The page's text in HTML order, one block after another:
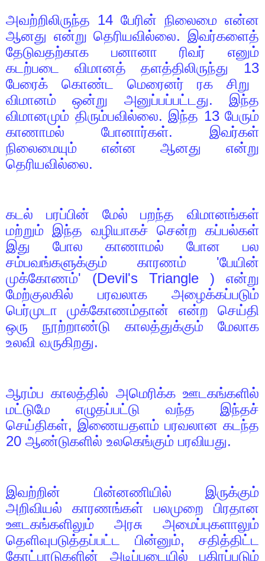
அவற்றிலிருந்த 14 பேரின் நிலைமை என்ன
ஆனது என்று தெரியவில்லை. இவர்களைத்
தேடுவதற்காக பனானா ரிவர் எனும்
கடற்படை விமானத் தளத்திலிருந்து 13
பேரைக் கொண்ட மெரைனர் ரக சிறு
விமானம் ஒன்று அனுப்பப்பட்டது. இந்த
விமானமும் திரும்பவில்லை. இந்த 13பேரும்
காணாமல் போனார்கள். இவர்கள்
நிலைமையும் என்ன ஆனது என்று
தெரியவில்லை.
கடல் பரப்பின் மேல் பறந்த விமானங்கள்
மற்றும் இந்த வழியாகச் சென்ற கப்பல்கள்
இது போல காணாமல் போன பல
சம்பவங்களுக்கும் காரணம் 'பேயின்
முக்கோணம்' (Devil's Triangle ) என்று
மேற்குலகில் பரவலாக அழைக்கப்படும்
பெர்முடா முக்கோணம்தான் என்ற செய்தி
ஒரு நூற்றாண்டு காலத்துக்கும் மேலாக
உலவி வருகிறது.
ஆரம்ப காலத்தில் அமெரிக்க ஊடகங்களில்
மட்டுமே எழுதப்பட்டு வந்த இந்தச்
செய்திகள், இணையதளம் பரவலான கடந்த
20 ஆண்டுகளில் உலகெங்கும் பரவியது.
இவற்றின் பின்னணியில் இருக்கும்
அறிவியல் காரணங்கள் பலமுறை பிரதான
ஊடகங்களிலும் அரசு அமைப்புகளாலும்
தெளிவுபடுத்தப்பட்ட பின்னும், சதித்திட்ட
கோட்பாடுகளின் அடிப்படையில் பகிரப்படும்